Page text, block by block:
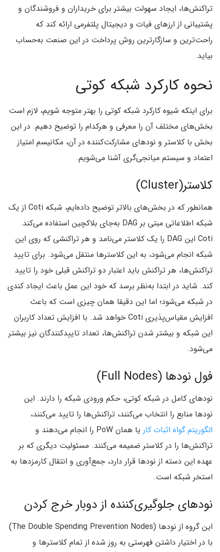
تراکنش‌ها، ایجاد سهولت بیشتر برای خریداران و فروشندگان و
پشتیبانی از ارزهای فیات و دیجیتال پلتفرمی ارائه کند که
راحت‌ترین و سازگارترین روش پرداخت در این صنعت به‌حساب
بیاید.
نحوه کارکرد شبکه کوتی
برای اینکه شیوه کارکرد شبکه کوتی را بهتر متوجه شویم، لازم است
بخش‌های مختلف آن را معرفی و هرکدام را توضیح دهیم. در این
بخش با کلاستر و نودهای مشارکت‌کننده در آن، مکانیسم امتیاز
اعتماد و سیستم میانجی‌گری آشنا می‌شویم.
کلاستر(Cluster)
همانطور که در بخش‌های بالاتر توضیح داده‌ایم، شبکه Coti از یک
شبکه اطلاعاتی مبتی بر DAG به‌جای بلاکچین استفاده می‌کند.
Coti این DAG‌ را یک کلاستر می‌نامد و هر تراکنشی که روی این
شبکه انجام می‌شود، به این کلاسترها منتقل می‌شود. برای تایید
تراکنش‌ها، هر تراکنش باید اعتبار دو تراکنش قبلی خود را تایید
کند. شاید در ابتدا به‌نظر برسد که خود این عمل باعث ایجاد کندی
در شبکه می‌شود؛ اما این دقیقا همان چیزی است که باعث
افزایش مقیاس‌پذیری Coti خواهد شد. با افزایش تعداد کاربران
این شبکه و بیشتر شدن تراکنش‌ها، تعداد تایید‌کنندگان نیز بیشتر
می‌شود.
فول نودها (Full Nodes)
نودهای کامل در شبکه کوتی، حکم ورودی شبکه را دارند. این
نودها منابع را انتخاب می‌کنند، تراکنش‌ها را تایید می‌کنند،
الگوریتم گواه اثبات کار
یا همان PoW را انجام می‌دهند و
تراکنش‌ها را در کلاستر ضمیمه می‌کنند. مسئولیت دیگری که بر
عهده این دسته از نودها قرار دارد، جمع‌آوری و انتقال کارمزدها به
استخر شبکه است.
نودهای جلوگیری‌کننده از دوبار خرج کردن
این گروه از نودها (The Double Spending Prevention Nodes)
با در اختیار داشتن فهرستی به روز شده از تمام کلاسترها و